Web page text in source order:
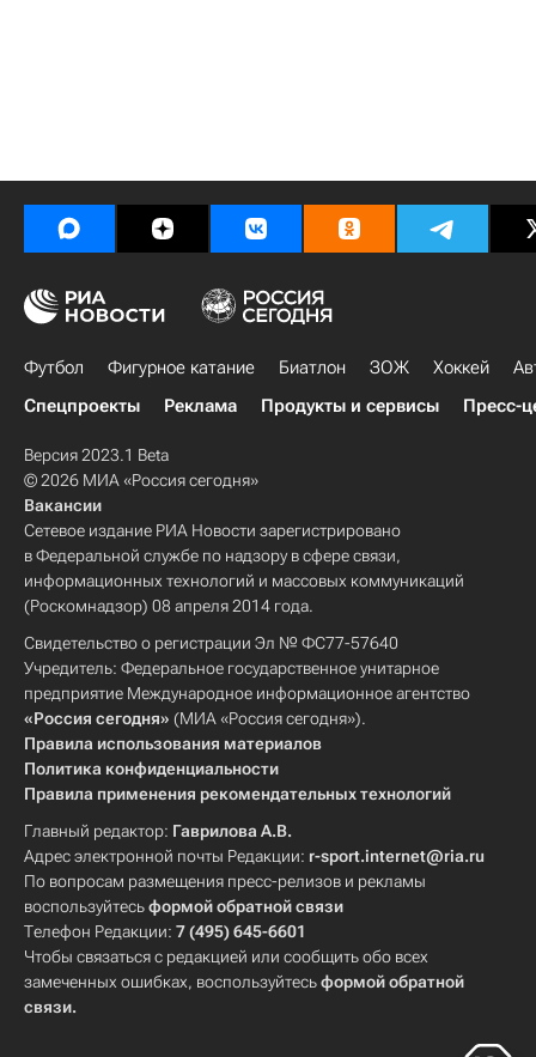
Футбол Фигурное катание Биатлон ЗОЖ Хоккей
Спецпроекты
Реклама Продукты и сервисы Пресс-
Версия 2023.1 Beta
© 2026 МИА «Россия сегодня»
Вакансии
Сетевое издание РИА Новости зарегистрировано
в Федеральной службе по надзору в сфере связи,
информационных технологий и массовых коммуникаций
(Роскомнадзор) 08 апреля 2014 года.
Свидетельство о регистрации Эл № ФС77-57640
Учредитель: Федеральное государственное унитарное
предприятие Международное информационное агентство
«Россия сегодня» (МИА «Россия сегодня»).
Правила использования материалов
Политика конфиденциальности
Правила применения рекомендательных технологий
Главный редактор: Гаврилова А.В.
Адрес электронной почты Редакции: r-sport.internet@ria.ru
По вопросам размещения пресс-релизов и рекламы
воспользуйтесьформой обратной связи
Телефон Редакции: 7 (495) 645-6601
Чтобы связаться с редакцией или сообщить обо всех
замеченных ошибках, воспользуйтесьформой обратной
связи.